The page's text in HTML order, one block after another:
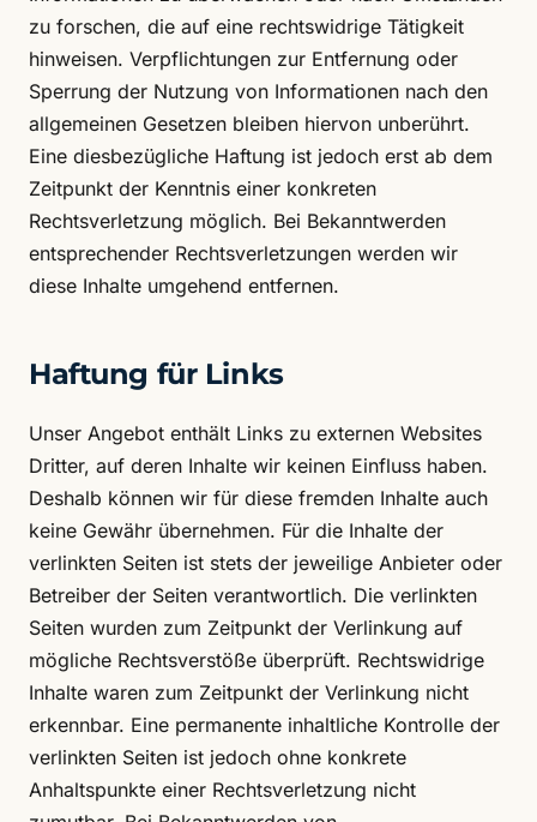
zu forschen, die auf eine rechtswidrige Tätigkeit
hinweisen. Verpflichtungen zur Entfernung oder
Sperrung der Nutzung von Informationen nach den
allgemeinen Gesetzen bleiben hiervon unberührt.
Eine diesbezügliche Haftung ist jedoch erst ab dem
Zeitpunkt der Kenntnis einer konkreten
Rechtsverletzung möglich. Bei Bekanntwerden
entsprechender Rechtsverletzungen werden wir
diese Inhalte umgehend entfernen.
Haftung für Links
Unser Angebot enthält Links zu externen Websites
Dritter, auf deren Inhalte wir keinen Einfluss haben.
Deshalb können wir für diese fremden Inhalte auch
keine Gewähr übernehmen. Für die Inhalte der
verlinkten Seiten ist stets der jeweilige Anbieter oder
Betreiber der Seiten verantwortlich. Die verlinkten
Seiten wurden zum Zeitpunkt der Verlinkung auf
mögliche Rechtsverstöße überprüft. Rechtswidrige
Inhalte waren zum Zeitpunkt der Verlinkung nicht
erkennbar. Eine permanente inhaltliche Kontrolle der
verlinkten Seiten ist jedoch ohne konkrete
Anhaltspunkte einer Rechtsverletzung nicht